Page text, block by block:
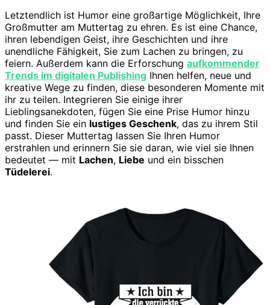
Letztendlich ist Humor eine großartige Möglichkeit, Ihre
Großmutter am Muttertag zu ehren. Es ist eine Chance,
ihren lebendigen Geist, ihre Geschichten und ihre
unendliche Fähigkeit, Sie zum Lachen zu bringen, zu
feiern. Außerdem kann die Erforschung aufkommender
Trends im digitalen Publishing Ihnen helfen, neue und
kreative Wege zu finden, diese besonderen Momente mit
ihr zu teilen. Integrieren Sie einige ihrer
Lieblingsanekdoten, fügen Sie eine Prise Humor hinzu
und finden Sie ein lustiges Geschenk, das zu ihrem Stil
passt. Dieser Muttertag lassen Sie Ihren Humor
erstrahlen und erinnern Sie sie daran, wie viel sie Ihnen
bedeutet — mit Lachen, Liebe und ein bisschen
Tüdelerei.